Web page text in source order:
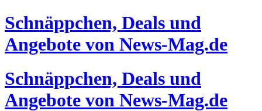
Schnäppchen, Deals und
Angebote von News-Mag.de
Schnäppchen, Deals und
Angebote von News-Mag.de